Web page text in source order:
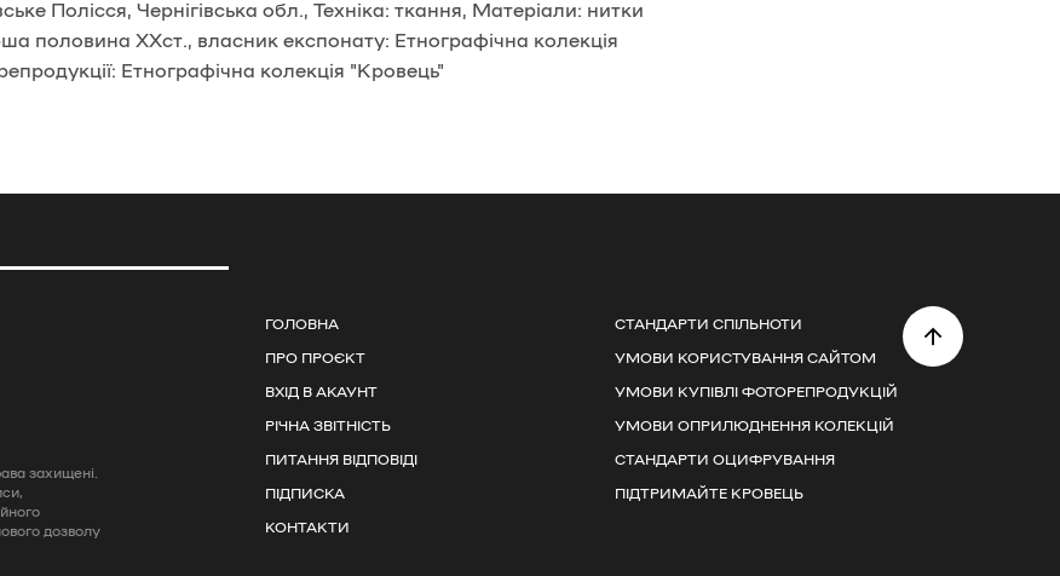
Полісся, Чернігівська обл., Техніка: ткання, Матеріали: нитки
половина ХХст., власник експонату: Етнографічна колекція
Етнографічна колекція "Кровець"
захищені.
дозволу
ГОЛОВНА
СТАНДАРТИ СПІЛЬНОТИ
ПРО ПРОЄКТ
УМОВИ КОРИСТУВАННЯ САЙТОМ
ВХІД В АКАУНТ
УМОВИ КУПІВЛІ ФОТОРЕПРОДУКЦІЙ
РІЧНА ЗВІТНІСТЬ
УМОВИ ОПРИЛЮДНЕННЯ КОЛЕКЦІЙ
ПИТАННЯ ВІДПОВІДІ
СТАНДАРТИ ОЦИФРУВАННЯ
ПІДПИСКА
ПІДТРИМАЙТЕ КРОВЕЦЬ
КОНТАКТИ